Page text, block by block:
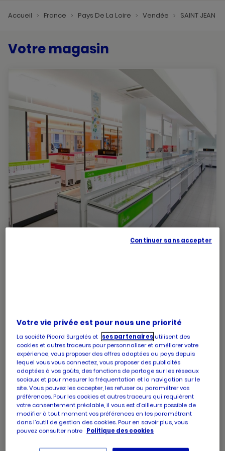
Accueil France Pays De La Loire Vendée SAINT JEAN
Votre magasin
Centre commercial- les sentiers du marais
Route de challans
85160 Saint jean de monts
+33 2 51 59 28 49numéro
de
téléphone
Les horaires de votre magasin PICARD SAINT JEAN
DE MONTS
d'ouverture
Horaires
Mardi 09:00-19:30
Votre vie privée est pour nous une priorité
La société Picard Surgelés et ses partenairesutilisent des
cookies et autres traceurs pour personnaliser et améliorer votre
expérience, vous proposer des offres adaptées au pays depuis
lequel vous vous connectez, vous proposer des publicités
adaptées à vos goûts, des fonctions de partage sur les réseaux
sociaux et pour mesurer la fréquentation et la navigation sur le
site. Vous pouvez les accepter, les refuser ou paramétrer vos
préférences. Pour les cookies et autres traceurs qui requièrent
votre consentement préalable, il vous est d’ailleurs possible de
modifier à tout moment vos préférences en les paramétrant
dans l’outil de gestion des cookies. Pour en savoir plus, vous
pouvez consulter notre Politique des cookies
Continuer sans accepter